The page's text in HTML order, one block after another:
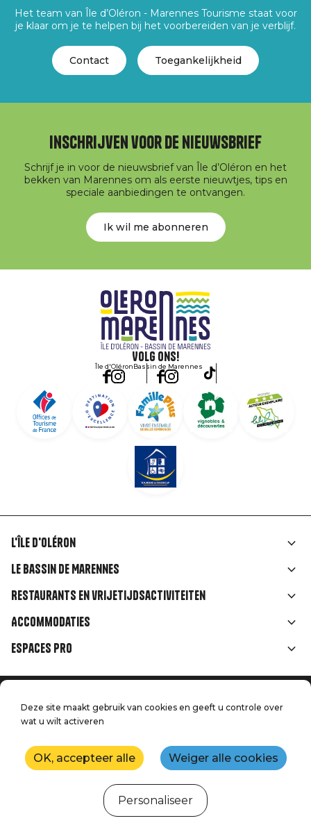
Het team van Île d’Oléron - Marennes Tourisme staat voor
je klaar om je te helpen bij het voorbereiden van je verblijf.
Contact Toegankelijkheid
Inschrijven voor de nieuwsbrief
Schrijf je in voor de nieuwsbrief van Île d’Oléron en het
bekken van Marennes om als eerste nieuwtjes, tips en
speciale aanbiedingen te ontvangen.
Ik wil me abonneren
Volg ons!
Île d'OléronBassin de Marennes
Liens
rubriques
L'île d'Oléron
Le Bassin de Marennes
Restaurants en vrijetijdsactiviteiten
Accommodaties
Espaces Pro
Menu
de
Juridische informatie
Druk op
Neem contact met ons op
Kaart
Productie: StudioJuillet
Deze site maakt gebruik van cookies en geeft u controle over
wat u wilt activeren
OK, accepteer alle Weiger alle cookies
Personaliseer